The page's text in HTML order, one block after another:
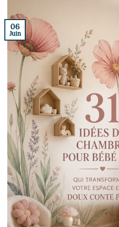
06
Juin